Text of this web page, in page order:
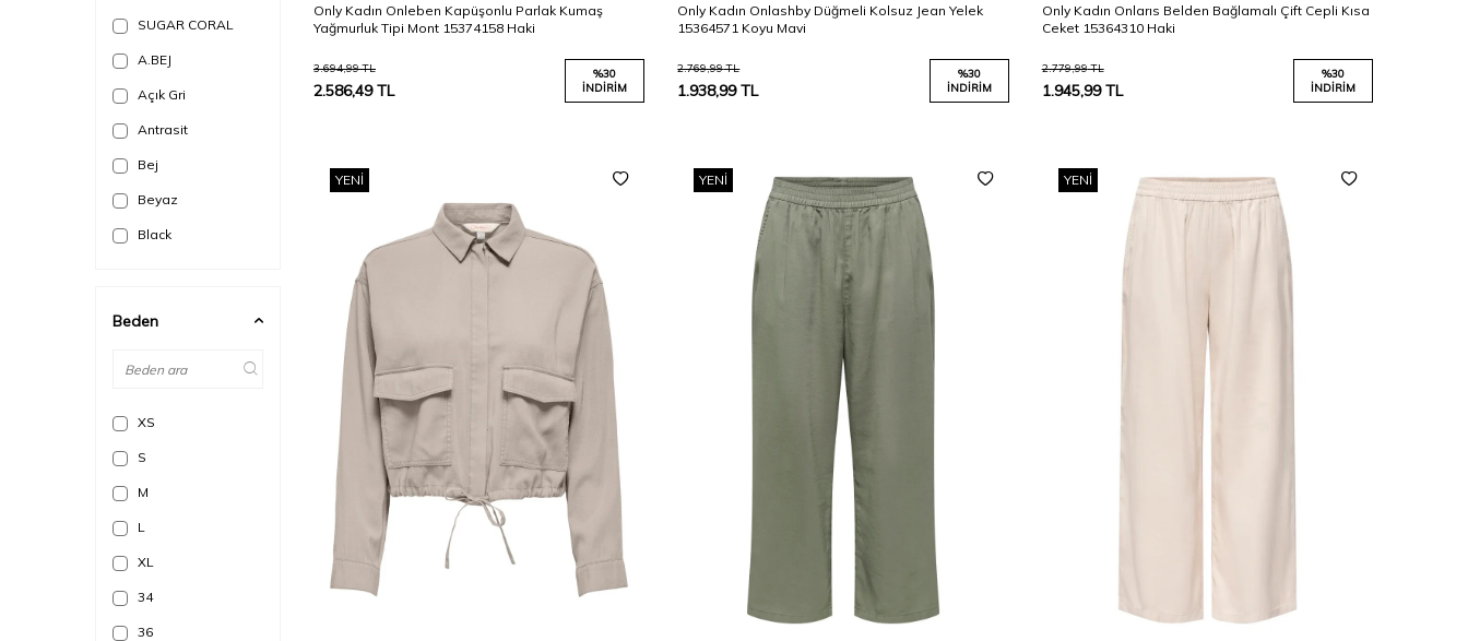
SUGAR CORAL
A.BEJ
Açık Gri
Antrasit
Bej
Beyaz
Black
Gri
Beden
XS
S
M
L
XL
34
36
Only Kadın Onleben Kapüşonlu Parlak Kumaş
Yağmurluk Tipi Mont 15374158 Haki
3.694,99TL
2.586,49TL
%30
İNDIRIM
Only Kadın Onlashby Düğmeli Kolsuz Jean Yelek
15364571 Koyu Mavi
2.769,99TL
1.938,99TL
%30
İNDIRIM
Only Kadın Onlarıs Belden Bağlamalı Çift Cepli Kısa
Ceket 15364310 Haki
2.779,99TL
1.945,99TL
%30
İNDIRIM
YENI YENI YENI